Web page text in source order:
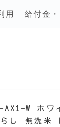
用 給付金
AX1-W ホ
し 無洗米